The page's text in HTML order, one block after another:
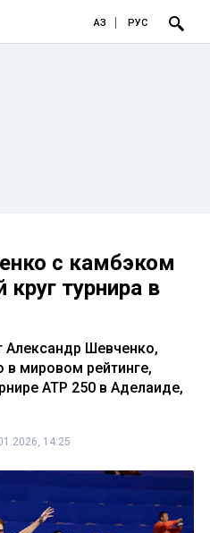
ҚАЗ РУС
с камбэком
турнира в
Александр Шевченко,
мировом рейтинге,
ATP 250 в Аделаиде,
14:25